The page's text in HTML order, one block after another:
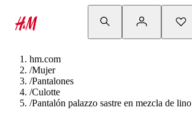
hm.com
/Mujer
/Pantalones
/Culotte
/Pantalón palazzo sastre en mezcla de lino